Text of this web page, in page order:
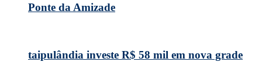
Ponte da Amizade
taipulândia investe R$ 58 mil em nova grade